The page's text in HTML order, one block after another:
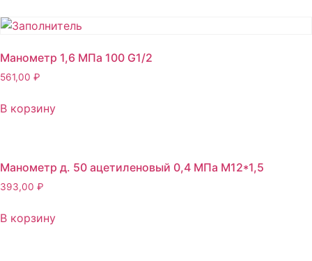
Манометр 1,6 МПа 100 G1/2
561,00 ₽
В корзину
Манометр д. 50 ацетиленовый 0,4 МПа М12*1,5
393,00 ₽
В корзину